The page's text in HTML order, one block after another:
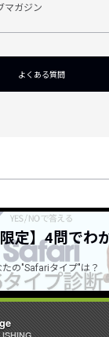
マガジン
よくある質問
定】4問でわ
たの"Safariタイプ"は？
しくはこちら ＞